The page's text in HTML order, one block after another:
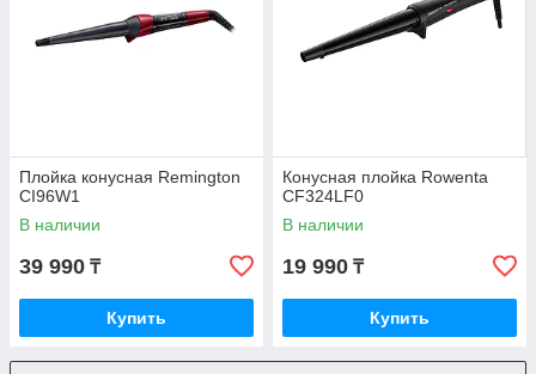
Плойка конусная Remington
CI96W1
В наличии
39 990 ₸
Купить
Конусная плойка Rowenta
CF324LF0
В наличии
19 990 ₸
Купить